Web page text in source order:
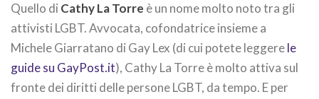
Quello di Cathy La Torre è un nome molto noto tra gli
attivisti LGBT. Avvocata, cofondatrice insieme a
Michele Giarratano di Gay Lex (di cui potete leggerele
guide su GayPost.it), Cathy La Torre è molto attiva sul
fronte dei diritti delle persone LGBT, da tempo. E per